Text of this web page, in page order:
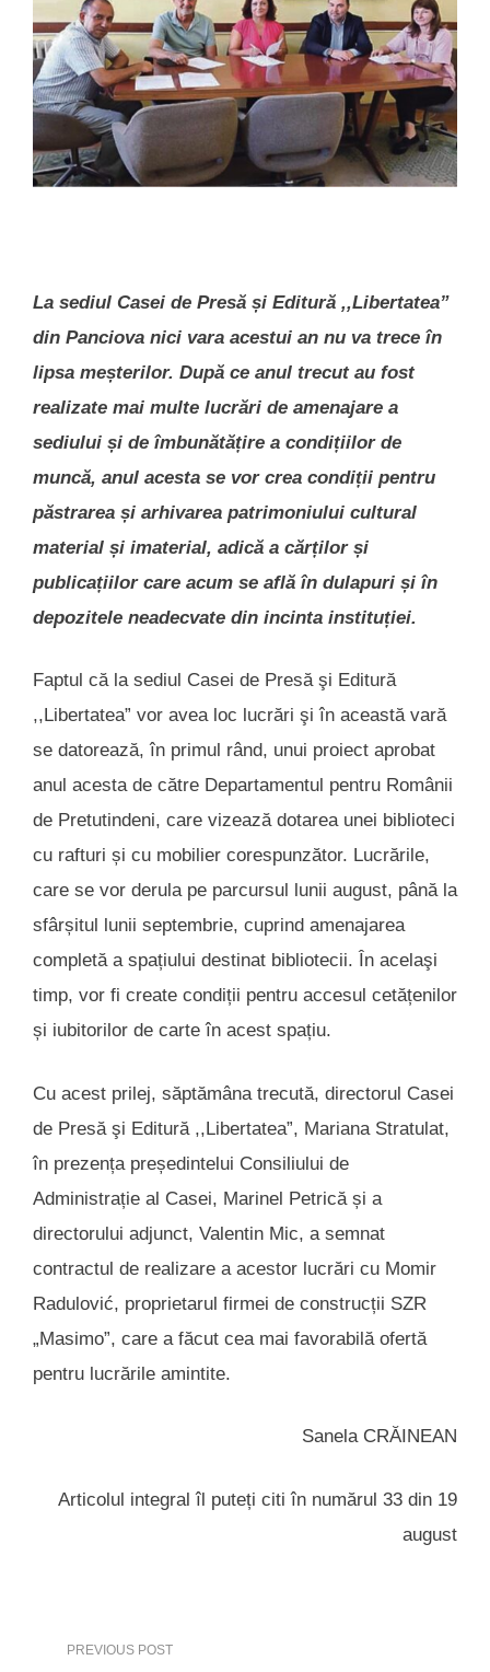
La sediul Casei de Presă și Editură ,,Libertatea”
din Panciova nici vara acestui an nu va trece în
lipsa meșterilor. După ce anul trecut au fost
realizate mai multe lucrări de amenajare a
sediului și de îmbunătățire a condițiilor de
muncă, anul acesta se vor crea condiții pentru
păstrarea și arhivarea patrimoniului cultural
material și imaterial, adică a cărților și
publicațiilor care acum se află în dulapuri și în
depozitele neadecvate din incinta instituției.
Faptul că la sediul Casei de Presă şi Editură
,,Libertatea” vor avea loc lucrări şi în această vară
se datorează, în primul rând, unui proiect aprobat
anul acesta de către Departamentul pentru Românii
de Pretutindeni, care vizează dotarea unei biblioteci
cu rafturi și cu mobilier corespunzător. Lucrările,
care se vor derula pe parcursul lunii august, până la
sfârșitul lunii septembrie, cuprind amenajarea
completă a spațiului destinat bibliotecii. În acelaşi
timp, vor fi create condiții pentru accesul cetățenilor
și iubitorilor de carte în acest spațiu.
Cu acest prilej, săptămâna trecută, directorul Casei
de Presă şi Editură ,,Libertatea”, Mariana Stratulat,
în prezența președintelui Consiliului de
Administrație al Casei, Marinel Petrică și a
directorului adjunct, Valentin Mic, a semnat
contractul de realizare a acestor lucrări cu Momir
Radulović, proprietarul firmei de construcții SZR
„Masimo”, care a făcut cea mai favorabilă ofertă
pentru lucrările amintite.
Sanela CRĂINEAN
Articolul integral îl puteți citi în numărul 33 din 19
august
PREVIOUS POST